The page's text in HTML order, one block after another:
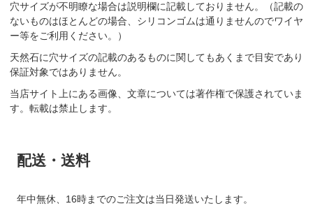
穴サイズが不明瞭な場合は説明欄に記載しておりません。（記載の
ないものはほとんどの場合、シリコンゴムは通りませんのでワイヤ
ー等をご利用ください。）
天然石に穴サイズの記載のあるものに関してもあくまで目安であり
保証対象ではありません。
当店サイト上にある画像、文章については著作権で保護されていま
す。転載は禁止します。
配送・送料
年中無休、16時までのご注文は当日発送いたします。